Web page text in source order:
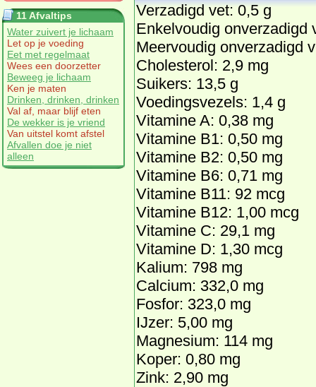
11 Afvaltips
Water zuivert je lichaam
Let op je voeding
Eet met regelmaat
Wees een doorzetter
Beweeg je lichaam
Ken je maten
Drinken, drinken, drinken
Val af, maar blijf eten
De wekker is je vriend
Van uitstel komt afstel
Afvallen doe je niet
alleen
Verzadigd vet: 0,5 g
Enkelvoudig onverzadigd
Meervoudig onverzadigd
Cholesterol: 2,9 mg
Suikers: 13,5 g
Voedingsvezels: 1,4 g
Vitamine A: 0,38 mg
Vitamine B1: 0,50 mg
Vitamine B2: 0,50 mg
Vitamine B6: 0,71 mg
Vitamine B11: 92 mcg
Vitamine B12: 1,00 mcg
Vitamine C: 29,1 mg
Vitamine D: 1,30 mcg
Kalium: 798 mg
Calcium: 332,0 mg
Fosfor: 323,0 mg
IJzer: 5,00 mg
Magnesium: 114 mg
Koper: 0,80 mg
Zink: 2,90 mg